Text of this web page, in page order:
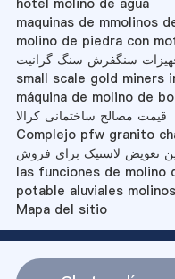
maquinas de mmolinos
molino de piedra con
سنگفرش سنگ گرانیت
small scale gold miners
máquina de molino de
قیمت مصالح ساختمانی کرالا
Complejo pfw granito
تعویض لاستیک برای فروش
las funciones de molino
potable aluviales
Mapa del sitio